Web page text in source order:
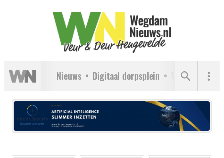
Nieuws Digitaal dorpsplein Verenigingen